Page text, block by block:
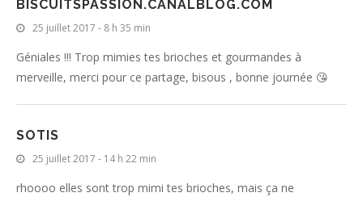
BISCUITSPASSION.CANALBLOG.COM
25 juillet 2017 - 8 h 35 min
Géniales !!! Trop mimies tes brioches et gourmandes à
merveille, merci pour ce partage, bisous , bonne journée 😘
SOTIS
25 juillet 2017 - 14 h 22 min
rhoooo elles sont trop mimi tes brioches, mais ça ne